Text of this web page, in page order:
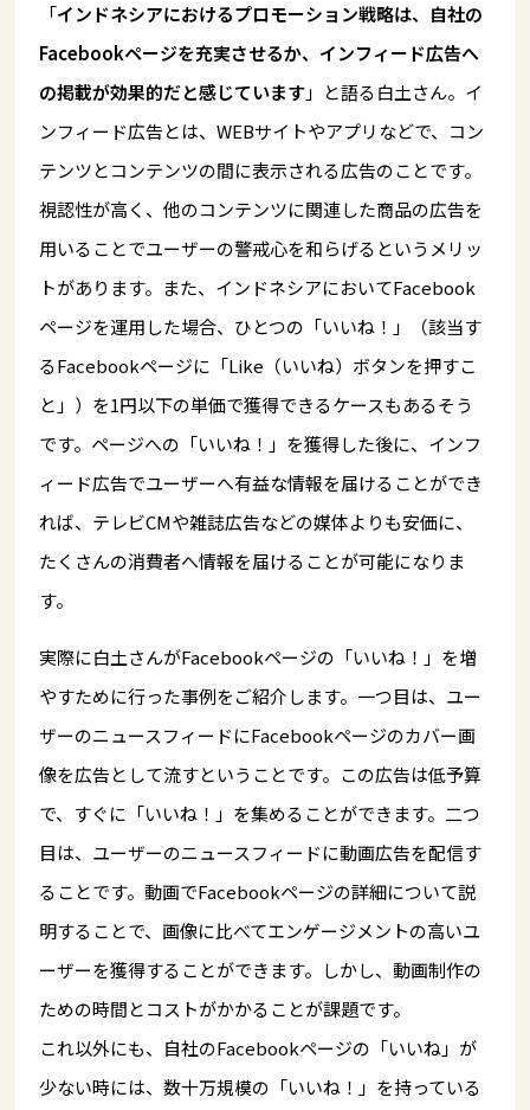
「インドネシアにおけるプロモーション戦略は、自社の
Facebookページを充実させるか、インフィード広告へ
の掲載が効果的だと感じています」と語る白土さん。イ
ンフィード広告とは、WEBサイトやアプリなどで、コン
テンツとコンテンツの間に表示される広告のことです。
視認性が高く、他のコンテンツに関連した商品の広告を
用いることでユーザーの警戒心を和らげるというメリッ
トがあります。また、インドネシアにおいてFacebook
ページを運用した場合、ひとつの「いいね！」（該当す
るFacebookページに「Like（いいね）ボタンを押すこ
と」）を1円以下の単価で獲得できるケースもあるそう
です。ページへの「いいね！」を獲得した後に、インフ
ィード広告でユーザーへ有益な情報を届けることができ
れば、テレビCMや雑誌広告などの媒体よりも安価に、
たくさんの消費者へ情報を届けることが可能になりま
す。
実際に白土さんがFacebookページの「いいね！」を増
やすために行った事例をご紹介します。一つ目は、ユー
ザーのニュースフィードにFacebookページのカバー画
像を広告として流すということです。この広告は低予算
で、すぐに「いいね！」を集めることができます。二つ
目は、ユーザーのニュースフィードに動画広告を配信す
ることです。動画でFacebookページの詳細について説
明することで、画像に比べてエンゲージメントの高いユ
ーザーを獲得することができます。しかし、動画制作の
ための時間とコストがかかることが課題です。
これ以外にも、自社のFacebookページの「いいね」が
少ない時には、数十万規模の「いいね！」を持っている